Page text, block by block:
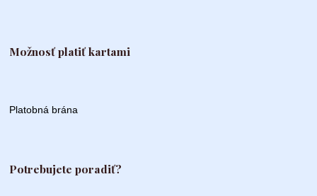
Možnosť platiť kartami
Platobná brána
Potrebujete poradiť?